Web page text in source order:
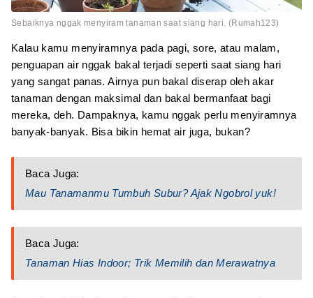
Sebaiknya nggak menyiram tanaman saat siang hari. (Rumah123)
Kalau kamu menyiramnya pada pagi, sore, atau malam,
penguapan air nggak bakal terjadi seperti saat siang hari
yang sangat panas. Airnya pun bakal diserap oleh akar
tanaman dengan maksimal dan bakal bermanfaat bagi
mereka, deh. Dampaknya, kamu nggak perlu menyiramnya
banyak-banyak. Bisa bikin hemat air juga, bukan?
Baca Juga:
Mau Tanamanmu Tumbuh Subur? Ajak Ngobrol yuk!
Baca Juga:
Tanaman Hias Indoor; Trik Memilih dan Merawatnya